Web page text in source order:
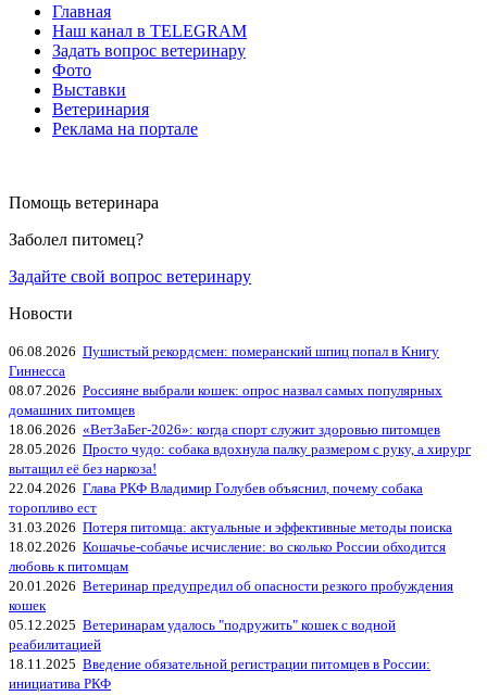
Главная
Наш канал в TELEGRAM
Задать вопрос ветеринару
Фото
Выставки
Ветеринария
Реклама на портале
Помощь ветеринара
Заболел питомец?
Задайте свой вопрос ветеринару
Новости
06.08.2026 Пушистый рекордсмен: померанский шпиц попал в Книгу
Гиннесса
08.07.2026 Россияне выбрали кошек: опрос назвал самых популярных
домашних питомцев
18.06.2026 «ВетЗаБег‑2026»: когда спорт служит здоровью питомцев
28.05.2026 Просто чудо: собака вдохнула палку размером с руку, а хирург
вытащил её без наркоза!
22.04.2026 Глава РКФ Владимир Голубев объяснил, почему собака
торопливо ест
31.03.2026 Потеря питомца: актуальные и эффективные методы поиска
18.02.2026 Кошачье-собачье исчисление: во сколько России обходится
любовь к питомцам
20.01.2026 Ветеринар предупредил об опасности резкого пробуждения
кошек
05.12.2025 Ветеринарам удалось "подружить" кошек с водной
реабилитацией
18.11.2025 Введение обязательной регистрации питомцев в России:
инициатива РКФ